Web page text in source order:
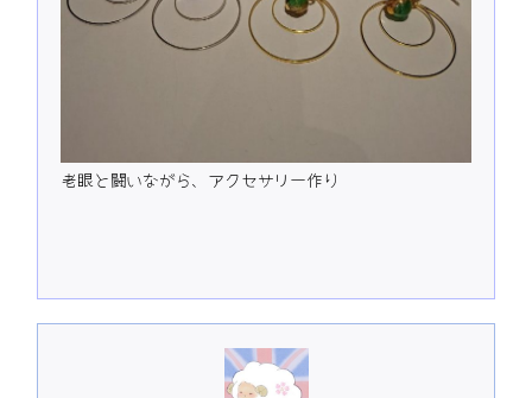
老眼と闘いながら、アクセサリー作り